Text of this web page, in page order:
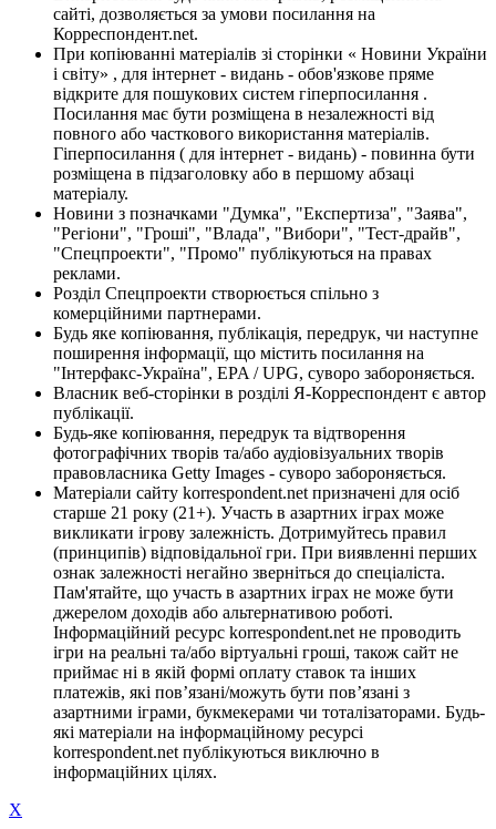
сайті, дозволяється за умови посилання на
Корреспондент.net.
При копіюванні матеріалів зі сторінки « Новини України
і світу» , для інтернет - видань - обов'язкове пряме
відкрите для пошукових систем гіперпосилання .
Посилання має бути розміщена в незалежності від
повного або часткового використання матеріалів.
Гіперпосилання ( для інтернет - видань) - повинна бути
розміщена в підзаголовку або в першому абзаці
матеріалу.
Новини з позначками "Думка", "Експертиза", "Заява",
"Регіони", "Гроші", "Влада", "Вибори", "Тест-драйв",
"Спецпроекти", "Промо" публікуються на правах
реклами.
Розділ Спецпроекти створюється спільно з
комерційними партнерами.
Будь яке копіювання, публікація, передрук, чи наступне
поширення інформації, що містить посилання на
"Інтерфакс-Україна", EPA / UPG, суворо забороняється.
Власник веб-сторінки в розділі Я-Корреспондент є автор
публікації.
Будь-яке копіювання, передрук та відтворення
фотографічних творів та/або аудіовізуальних творів
правовласника Getty Images - суворо забороняється.
Матеріали сайту korrespondent.net призначені для осіб
старше 21 року (21+). Участь в азартних іграх може
викликати ігрову залежність. Дотримуйтесь правил
(принципів) відповідальної гри. При виявленні перших
ознак залежності негайно зверніться до спеціаліста.
Пам'ятайте, що участь в азартних іграх не може бути
джерелом доходів або альтернативою роботі.
Інформаційний ресурс korrespondent.net не проводить
ігри на реальні та/або віртуальні гроші, також сайт не
приймає ні в якій формі оплату ставок та інших
платежів, які пов’язані/можуть бути пов’язані з
азартними іграми, букмекерами чи тоталізаторами. Будь-
які матеріали на інформаційному ресурсі
korrespondent.net публікуються виключно в
інформаційних цілях.
X